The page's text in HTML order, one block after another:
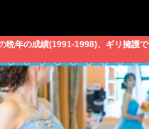
晩年の成績(1991-1998)、ギリ擁護で